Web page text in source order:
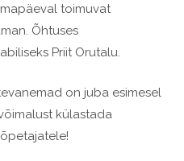
toimuvat
Õhtuses
Priit Orutalu.
on juba esimesel
külastada